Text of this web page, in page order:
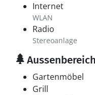
Internet
WLAN
Radio
Stereoanlage
Aussenbereich
Gartenmöbel
Grill